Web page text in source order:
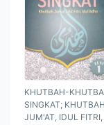
KHUTBAH-
SINGKAT; KHUTBAH
JUM'AT, IDUL FITRI,